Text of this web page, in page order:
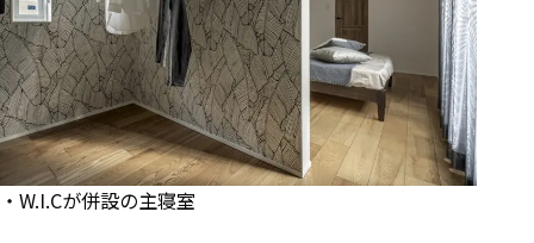
・W.I.Cが併設の主寝室